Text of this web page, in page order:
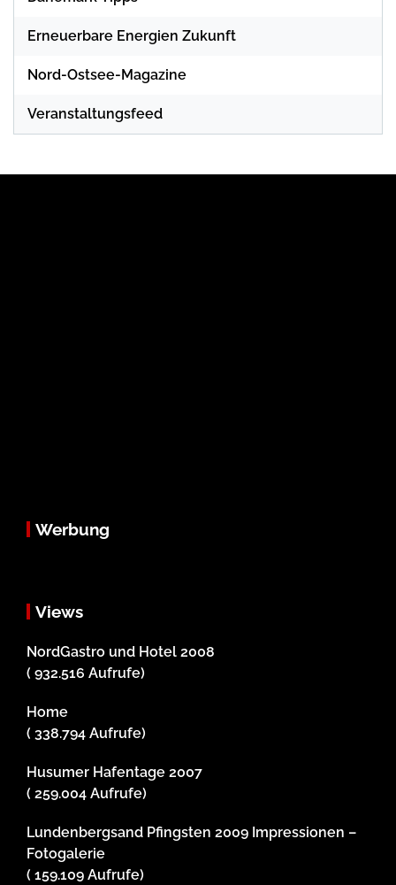
Erneuerbare Energien Zukunft
Nord-Ostsee-Magazine
Veranstaltungsfeed
Werbung
Views
NordGastro und Hotel 2008
( 932.516 Aufrufe)
Home
( 338.794 Aufrufe)
Husumer Hafentage 2007
( 259.004 Aufrufe)
Lundenbergsand Pfingsten 2009 Impressionen –
Fotogalerie
( 159.109 Aufrufe)